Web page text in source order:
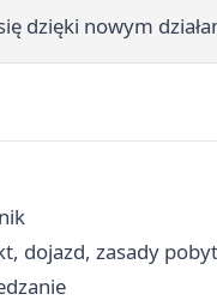
dzięki nowym
dojazd, zasady